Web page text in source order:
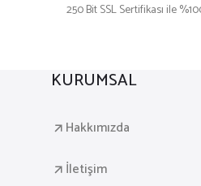
250 Bit SSL Sertifikası ile
KURUMSAL
Hakkımızda
İletişim